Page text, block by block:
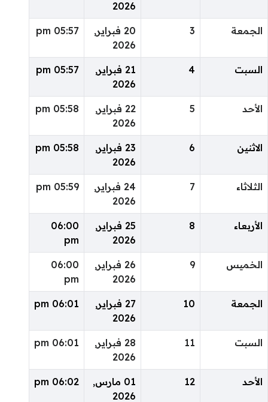
2026
الجمعة 3
20 فبراير,
2026
05:57 pm
السبت 4
21 فبراير,
2026
05:57 pm
الأحد 5
22 فبراير,
2026
05:58 pm
الاثنين 6
23 فبراير,
2026
05:58 pm
الثلاثاء 7
24 فبراير,
2026
05:59 pm
الأربعاء 8
25 فبراير,
2026
06:00
pm
الخميس 9
26 فبراير,
2026
06:00
pm
الجمعة 10
27 فبراير,
2026
06:01 pm
السبت 11
28 فبراير,
2026
06:01 pm
الأحد 12
01 مارس,
2026
06:02 pm